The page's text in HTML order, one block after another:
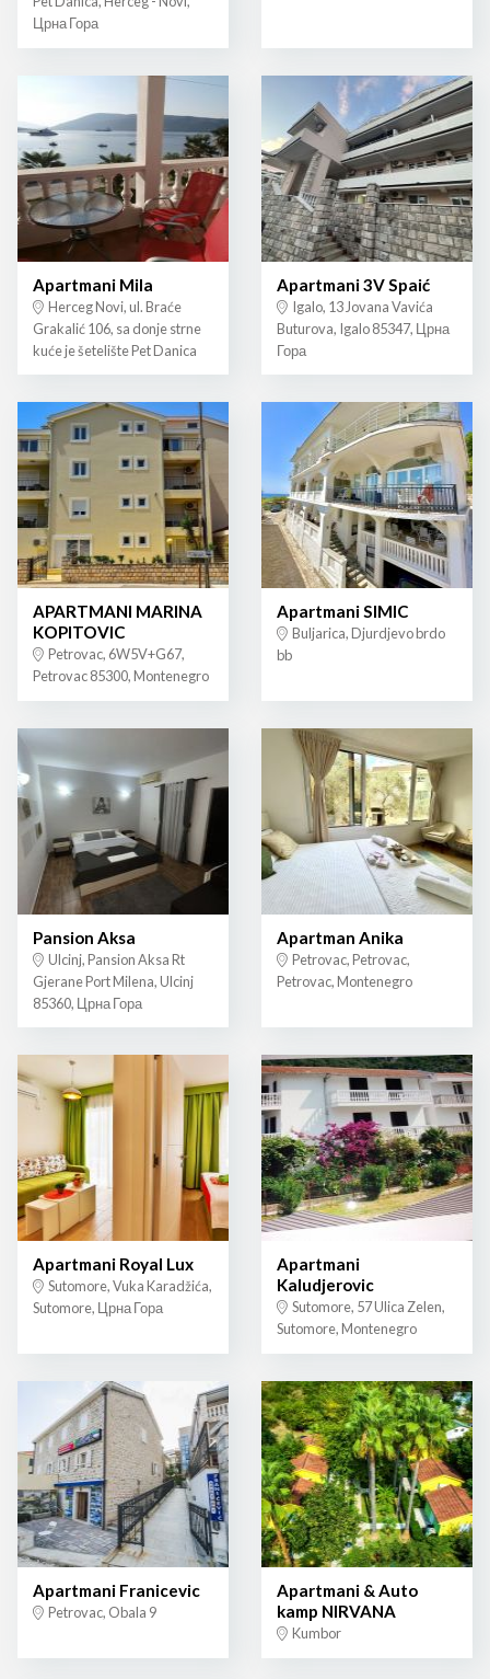
Црна Гора
Apartmani Mila
Herceg Novi, ul. Braće
Grakalić 106, sa donje strne
kuće je šetelište Pet Danica
Apartmani 3V Spaić
Igalo, 13 Jovana Vavića
Buturova, Igalo 85347, Црна
Гора
APARTMANI MARINA
KOPITOVIC
Petrovac, 6W5V+G67,
Petrovac 85300, Montenegro
Apartmani SIMIC
Buljarica, Djurdjevo brdo
bb
Pansion Aksa
Ulcinj, Pansion Aksa Rt
Gjerane Port Milena, Ulcinj
85360, Црна Гора
Apartman Anika
Petrovac, Petrovac,
Petrovac, Montenegro
Apartmani Royal Lux
Sutomore, Vuka Karadžića,
Sutomore, Црна Гора
Apartmani
Kaludjerovic
Sutomore, 57 Ulica Zelen,
Sutomore, Montenegro
Apartmani Franicevic
Petrovac, Obala 9
Apartmani & Auto
kamp NIRVANA
Kumbor